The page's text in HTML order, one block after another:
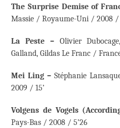
The Surprise Demise of
Massie / Royaume-Uni / 2008 /
La Peste –Olivier
Galland, Gildas Le Franc /
Mei Ling –Stéphanie
2009 / 15’
Volgens de Vogels
Pays-Bas / 2008 / 5’26